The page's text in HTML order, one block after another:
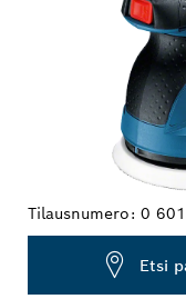
Tilausnumero: 0
Etsi